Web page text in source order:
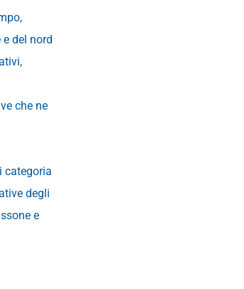
del nord
che ne
categoria
degli
e